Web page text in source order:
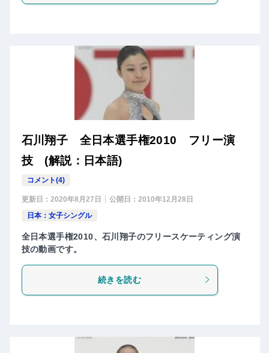
石川翔子 全日本選手権2010 フリー演
技 (解説：日本語)
コメント(4)
更新日： 2020年8月27日 公開日： 2010年12月28日
日本：女子シングル
全日本選手権2010、石川翔子のフリースケーティング演
技の動画です。
続きを読む